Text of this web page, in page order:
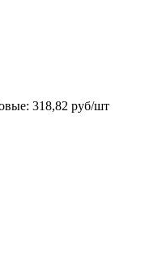
318,82 руб/шт